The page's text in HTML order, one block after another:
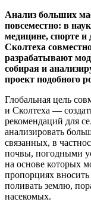
Анализ больших
повсеместно: в
медицине, спорте и
Сколтеха
разрабатывают
собирая и
проект подобного
Глобальная цель
и Сколтеха —
рекомендаций для
анализировать
связанных, в
почвы, погодными
на основе которых
пропорциях
поливать землю,
насекомых.